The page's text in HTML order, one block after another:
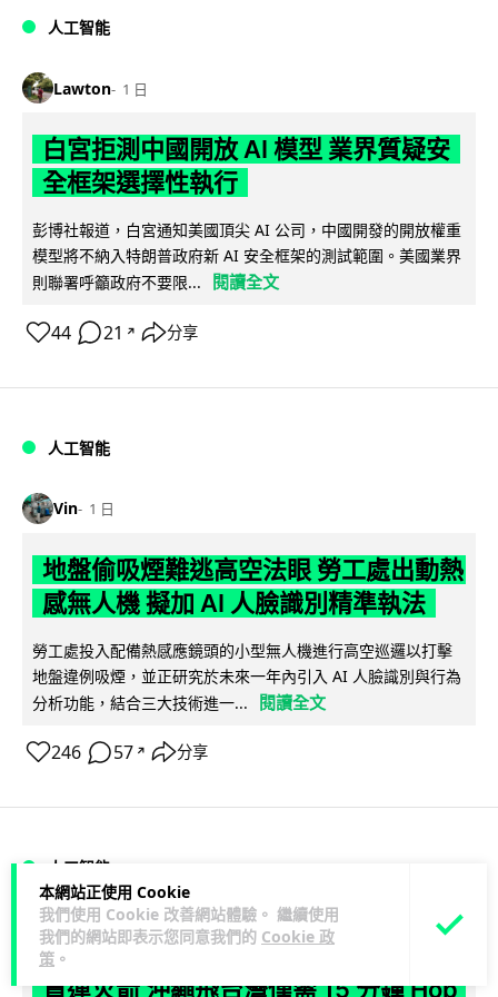
本網站正使用 Cookie
我們使用 Cookie 改善網站體驗。 繼續使用
我們的網站即表示您同意我們的 Cookie 政
策 。
人工智能
Lawton 1 日
白宮拒測中國開放 AI 模型 業界質疑安
全框架選擇性執行
彭博社報道，白宮通知美國頂尖 AI 公司，中國開發的開放權重
模型將不納入特朗普政府新 AI 安全框架的測試範圍。美國業界
則聯署呼籲政府不要限...
閱讀全文
44 21 ↗ 分享
人工智能
Vin 1 日
地盤偷吸煙難逃高空法眼 勞工處出動熱
感無人機 擬加 AI 人臉識別精準執法
勞工處投入配備熱感應鏡頭的小型無人機進行高空巡邏以打擊
地盤違例吸煙，並正研究於未來一年內引入 AI 人臉識別與行為
分析功能，結合三大技術進一...
閱讀全文
246 57 ↗ 分享
人工智能
Lawton 1 日
貨運火箭 沖繩飛台灣僅需 15 分鐘 Hop